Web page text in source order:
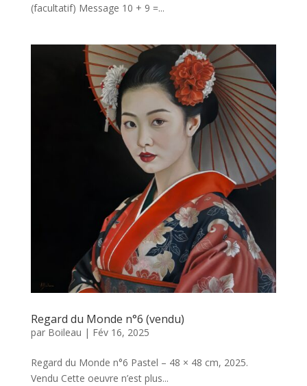
(facultatif) Message 10 + 9 =...
Regard du Monde n°6 (vendu)
par Boileau | Fév 16, 2025
Regard du Monde n°6 Pastel – 48 × 48 cm, 2025.
Vendu Cette oeuvre n’est plus...